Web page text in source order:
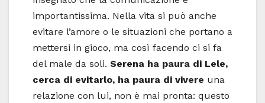
importantissima. Nella vita si può anche
evitare l’amore o le situazioni che portano a
mettersi in gioco, ma così facendo ci si fa
del male da soli. Serena ha paura di Lele,
cerca di evitarlo, ha paura di vivere una
relazione con lui, non è mai pronta: questo